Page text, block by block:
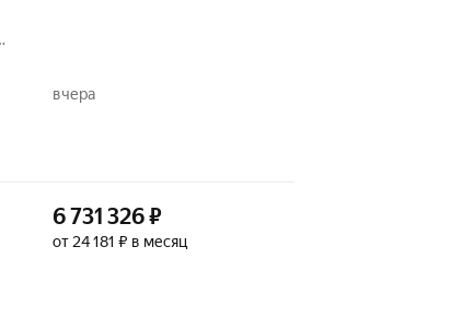
вчера
6 731 326₽
от 24 181 ₽ в месяц